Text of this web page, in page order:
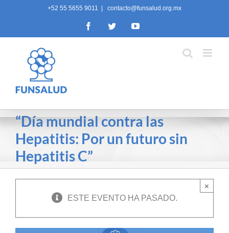
+52 55 5655 9011 contacto@funsalud.org.mx
FacebookTwitterYouTube
“Día mundial contra las
Hepatitis: Por un futuro sin
Hepatitis C”
×
ESTE EVENTO HA PASADO.